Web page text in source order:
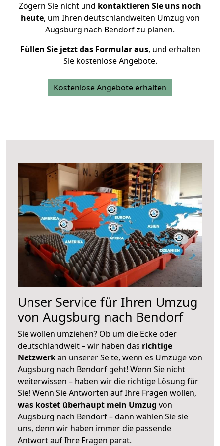
Zögern Sie nicht und kontaktieren Sie uns noch
heute, um Ihren deutschlandweiten Umzug von
Augsburg nach Bendorf zu planen.
Füllen Sie jetzt das Formular aus, und erhalten
Sie kostenlose Angebote.
Kostenlose Angebote erhalten
Unser Service für Ihren Umzug
von Augsburg nach Bendorf
Sie wollen umziehen? Ob um die Ecke oder
deutschlandweit – wir haben das richtige
Netzwerkan unserer Seite, wenn es Umzüge von
Augsburg nach Bendorf geht! Wenn Sie nicht
weiterwissen – haben wir die richtige Lösung für
Sie! Wenn Sie Antworten auf Ihre Fragen wollen,
was kostet überhaupt mein Umzug von
Augsburg nach Bendorf – dann wählen Sie sie
uns, denn wir haben immer die passende
Antwort auf Ihre Fragen parat.